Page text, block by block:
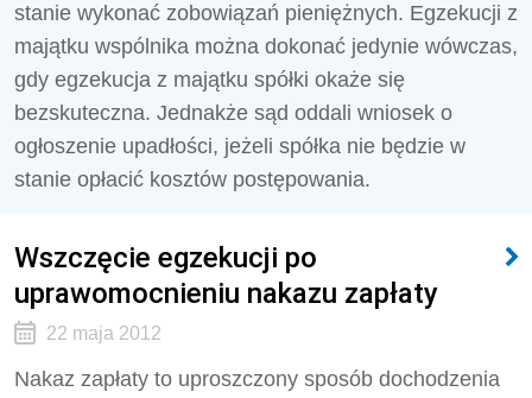
stanie wykonać zobowiązań pieniężnych. Egzekucji z
majątku wspólnika można dokonać jedynie wówczas,
gdy egzekucja z majątku spółki okaże się
bezskuteczna. Jednakże sąd oddali wniosek o
ogłoszenie upadłości, jeżeli spółka nie będzie w
stanie opłacić kosztów postępowania.
Wszczęcie egzekucji po
uprawomocnieniu nakazu zapłaty
22 maja 2012
Nakaz zapłaty to uproszczony sposób dochodzenia